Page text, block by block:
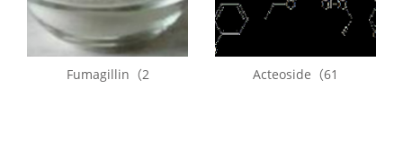
Fumagillin（2 Acteoside（61